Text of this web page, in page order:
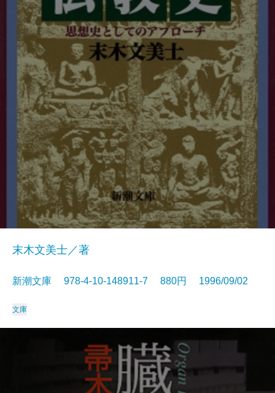
末木文美士／著
新潮文庫 978-4-10-148911-7 880円 1996/09/02
文庫